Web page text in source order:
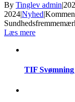
By Tinglev admin|
2024|Nyhed|
Læs mere
TIF